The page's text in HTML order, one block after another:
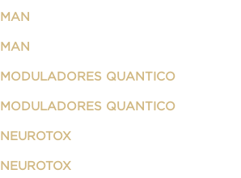
MAN
MAN
MODULADORES QUANTICO
MODULADORES QUANTICO
NEUROTOX
NEUROTOX